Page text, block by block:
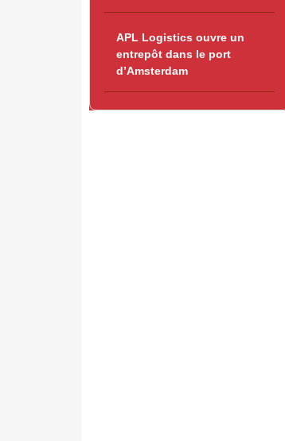
APL Logistics ouvre un
entrepôt dans le port
d’Amsterdam